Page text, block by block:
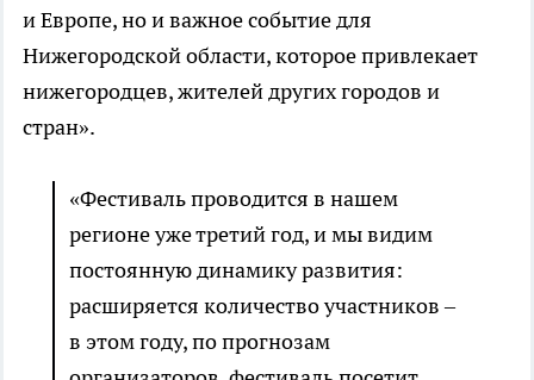
и Европе, но и важное событие для
Нижегородской области, которое привлекает
нижегородцев, жителей других городов и
стран».
«Фестиваль проводится в нашем
регионе уже третий год, и мы видим
постоянную динамику развития:
расширяется количество участников –
в этом году, по прогнозам